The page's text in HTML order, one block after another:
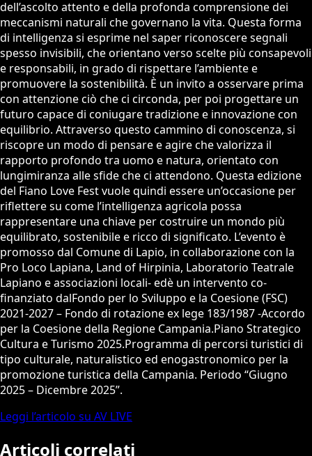
dell’ascolto attento e della profonda comprensione dei
meccanismi naturali che governano la vita. Questa forma
di intelligenza si esprime nel saper riconoscere segnali
spesso invisibili, che orientano verso scelte più consapevoli
e responsabili, in grado di rispettare l’ambiente e
promuovere la sostenibilità. È un invito a osservare prima
con attenzione ciò che ci circonda, per poi progettare un
futuro capace di coniugare tradizione e innovazione con
equilibrio. Attraverso questo cammino di conoscenza, si
riscopre un modo di pensare e agire che valorizza il
rapporto profondo tra uomo e natura, orientato con
lungimiranza alle sfide che ci attendono. Questa edizione
del Fiano Love Fest vuole quindi essere un’occasione per
riflettere su come l’intelligenza agricola possa
rappresentare una chiave per costruire un mondo più
equilibrato, sostenibile e ricco di significato. L’evento è
promosso dal Comune di Lapio, in collaborazione con la
Pro Loco Lapiana, Land of Hirpinia, Laboratorio Teatrale
Lapiano e associazioni locali- edè un intervento co-
finanziato dalFondo per lo Sviluppo e la Coesione (FSC)
2021-2027 – Fondo di rotazione ex lege 183/1987 -Accordo
per la Coesione della Regione Campania.Piano Strategico
Cultura e Turismo 2025.Programma di percorsi turistici di
tipo culturale, naturalistico ed enogastronomico per la
promozione turistica della Campania. Periodo “Giugno
2025 – Dicembre 2025”.
Leggi l’articolo su AV LIVE
Articoli correlati